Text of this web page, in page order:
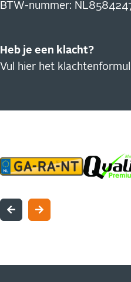
BTW-nummer:
Heb je een klacht?
Vul hier het